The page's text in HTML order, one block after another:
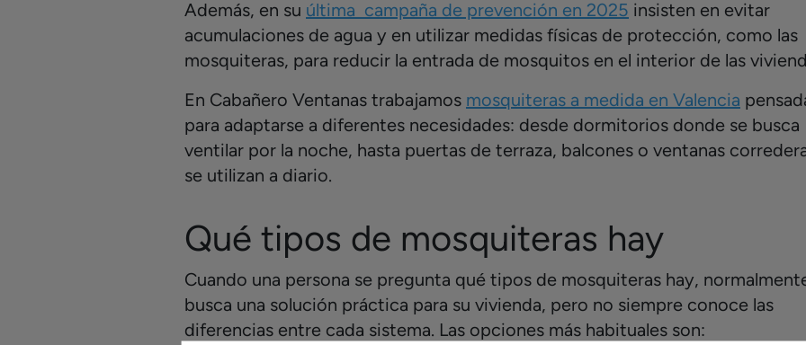
Además, en su última campaña de prevención en 2025 insisten en evitar
acumulaciones de agua y en utilizar medidas físicas de protección, como las
mosquiteras, para reducir la entrada de mosquitos en el interior de las
En Cabañero Ventanas trabajamos mosquiteras a medida en Valencia
para adaptarse a diferentes necesidades: desde dormitorios donde se busca
ventilar por la noche, hasta puertas de terraza, balcones o ventanas
se utilizan a diario.
Qué tipos de mosquiteras hay
Cuando una persona se pregunta qué tipos de mosquiteras hay,
busca una solución práctica para su vivienda, pero no siempre conoce las
diferencias entre cada sistema. Las opciones más habituales son: